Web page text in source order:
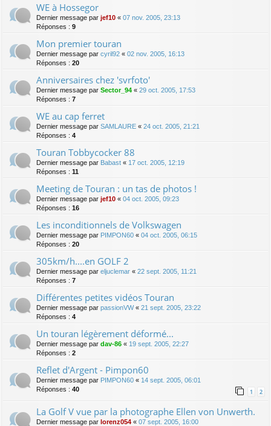
WE à Hossegor
Dernier message par jef10 « 07 nov. 2005, 23:13
Réponses : 9
Mon premier touran
Dernier message par cyril92 « 02 nov. 2005, 16:13
Réponses : 20
Anniversaires chez 'svrfoto'
Dernier message par Sector_94 « 29 oct. 2005, 17:53
Réponses : 7
WE au cap ferret
Dernier message par SAMLAURE « 24 oct. 2005, 21:21
Réponses : 4
Touran Tobbycocker 88
Dernier message par Babast « 17 oct. 2005, 12:19
Réponses : 11
Meeting de Touran : un tas de photos !
Dernier message par jef10 « 04 oct. 2005, 09:23
Réponses : 16
Les inconditionnels de Volkswagen
Dernier message par PIMPON60 « 04 oct. 2005, 06:15
Réponses : 20
305km/h....en GOLF 2
Dernier message par eljuclemar « 22 sept. 2005, 11:21
Réponses : 7
Différentes petites vidéos Touran
Dernier message par passionVW« 21 sept. 2005, 23:22
Réponses : 4
Un touran légèrement déformé...
Dernier message par dav-86 « 19 sept. 2005, 22:27
Réponses : 2
Reflet d'Argent - Pimpon60
Dernier message par PIMPON60 « 14 sept. 2005, 06:01
Réponses : 40 1 2
La Golf V vue par la photographe Ellen von Unwerth.
Dernier message par lorenz054 « 07 sept. 2005, 16:00